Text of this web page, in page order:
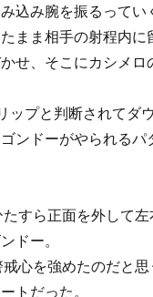
込み腕を振るってい
まま相手の射程内に
せ、そこにカシメロ
ップと判断されてダ
ンドーがやられるパ
すら正面を外して
ドー。
心を強めたのだと
トだった。